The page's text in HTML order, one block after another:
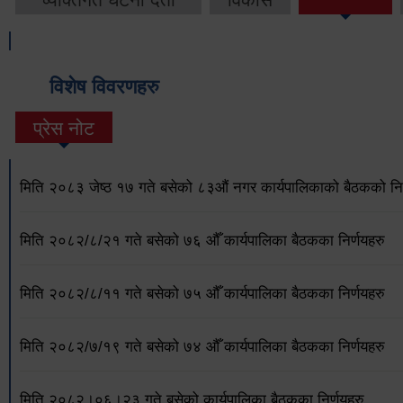
विशेष विवरणहरु
प्रेस नोट
मिति २०८३ जेष्ठ १७ गते बसेको ८३औं नगर कार्यपालिकाको बैठकको
मिति २०८२/८/२१ गते बसेको ७६ औँ कार्यपालिका बैठकका निर्णयहरु
मिति २०८२/८/११ गते बसेको ७५ औँ कार्यपालिका बैठकका निर्णयहरु
मिति २०८२/७/१९ गते बसेको ७४ औँ कार्यपालिका बैठकका निर्णयहरु